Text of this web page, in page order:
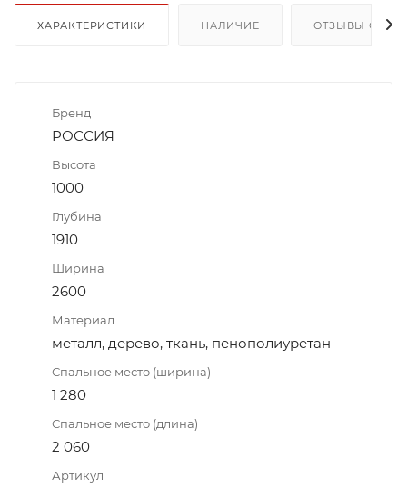
ХАРАКТЕРИСТИКИ НАЛИЧИЕ ОТЗЫВЫ О
Бренд
РОССИЯ
Высота
1000
Глубина
1910
Ширина
2600
Материал
металл, дерево, ткань, пенополиуретан
Спальное место (ширина)
1 280
Спальное место (длина)
2 060
Артикул